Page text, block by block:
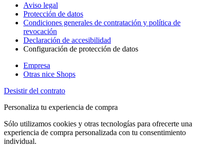
Aviso legal
Protección de datos
Condiciones generales de contratación y política de
revocación
Declaración de accesibilidad
Configuración de protección de datos
Empresa
Otras nice Shops
Desistir del contrato
Personaliza tu experiencia de compra
Sólo utilizamos cookies y otras tecnologías para ofrecerte una
experiencia de compra personalizada con tu consentimiento
individual.